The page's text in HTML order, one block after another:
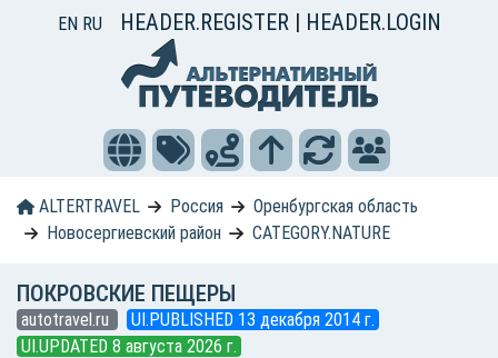
EN RU HEADER.REGISTER | HEADER.LOGIN
ALTERTRAVEL Россия
Оренбургская область
Новосергиевский район
CATEGORY.NATURE
ПОКРОВСКИЕ ПЕЩЕРЫ
autotravel.ru
UI.PUBLISHED 13 декабря 2014 г.
UI.UPDATED 8 августа 2026 г.